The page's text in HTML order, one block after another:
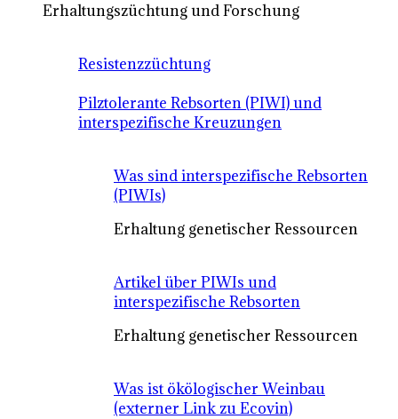
Erhaltungszüchtung und Forschung
Resistenzzüchtung
Pilztolerante Rebsorten (PIWI) und
interspezifische Kreuzungen
Was sind interspezifische Rebsorten
(PIWIs)
Erhaltung genetischer Ressourcen
Artikel über PIWIs und
interspezifische Rebsorten
Erhaltung genetischer Ressourcen
Was ist ökölogischer Weinbau
(externer Link zu Ecovin)